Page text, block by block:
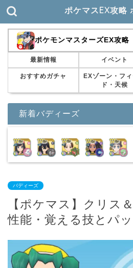
ポケマスEX攻略
ポケモンマスターズEX攻略
最新情報 イベント
おすすめガチャ
EXゾーン・フ
ド・天候
新着バディーズ
バディーズ
【ポケマス】クリス
性能・覚える技とパ